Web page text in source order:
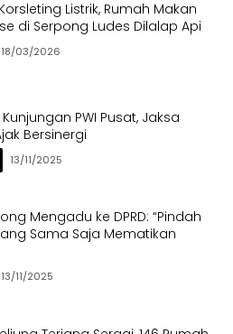
Listrik, Rumah Makan
di Serpong Ludes Dilalap Api
18/03/2026
PWI Pusat, Jaksa
Bersinergi
13/11/2025
Mengadu ke DPRD: “Pindah
Sama Saja Mematikan
13/11/2025